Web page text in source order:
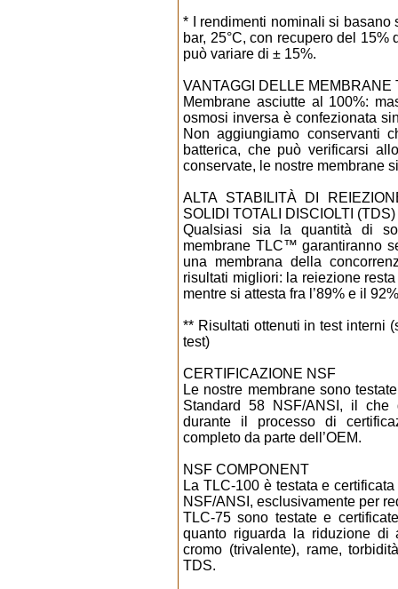
* I rendimenti nominali si basano
bar, 25°C, con recupero del
può variare di ± 15%.
VANTAGGI DELLE
Membrane asciutte al 100%:
osmosi inversa è confezionata
Non aggiungiamo conservanti
batterica, che può verificarsi
conservate, le nostre membrane
ALTA STABILITÀ DI
SOLIDI TOTALI DISCIOLTI (TDS)
Qualsiasi sia la quantità di
membrane TLC™ garantiranno
una membrana della
risultati migliori: la reiezione
mentre si attesta fra l’89% e il
** Risultati ottenuti in test interni
test)
CERTIFICAZIONE NSF
Le nostre membrane sono
Standard 58 NSF/ANSI, il che
durante il processo di
completo da parte dell’OEM.
NSF COMPONENT
La TLC-100 è testata e
NSF/ANSI, esclusivamente per
TLC-75 sono testate e
quanto riguarda la riduzione di
cromo (trivalente), rame,
TDS.